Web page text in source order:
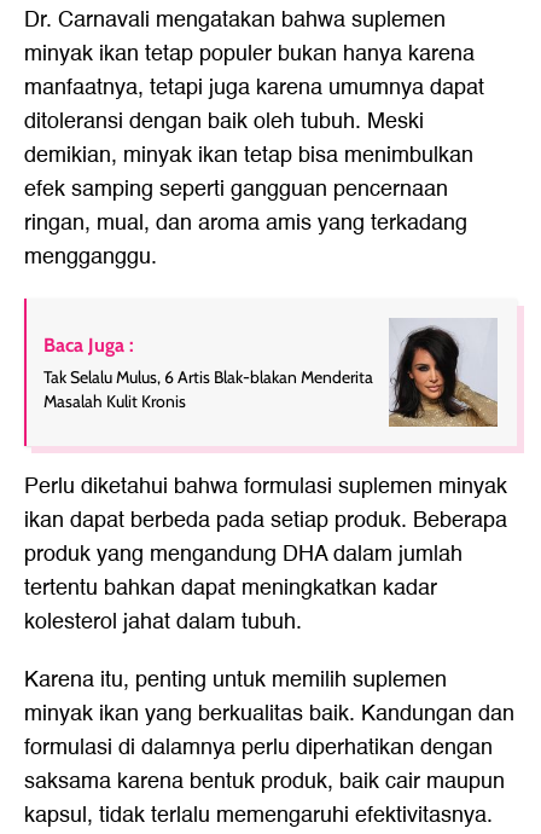
Dr. Carnavali mengatakan bahwa suplemen
minyak ikan tetap populer bukan hanya karena
manfaatnya, tetapi juga karena umumnya dapat
ditoleransi dengan baik oleh tubuh. Meski
demikian, minyak ikan tetap bisa menimbulkan
efek samping seperti gangguan pencernaan
ringan, mual, dan aroma amis yang terkadang
mengganggu.
Baca Juga :
Tak Selalu Mulus, 6 Artis Blak-blakan Menderita
Masalah Kulit Kronis
Perlu diketahui bahwa formulasi suplemen minyak
ikan dapat berbeda pada setiap produk. Beberapa
produk yang mengandung DHA dalam jumlah
tertentu bahkan dapat meningkatkan kadar
kolesterol jahat dalam tubuh.
Karena itu, penting untuk memilih suplemen
minyak ikan yang berkualitas baik. Kandungan dan
formulasi di dalamnya perlu diperhatikan dengan
saksama karena bentuk produk, baik cair maupun
kapsul, tidak terlalu memengaruhi efektivitasnya.